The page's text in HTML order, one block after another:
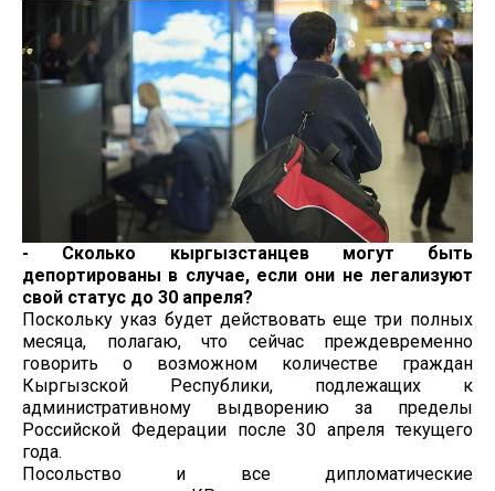
- Сколько кыргызстанцев могут быть
депортированы в случае, если они не легализуют
свой статус до 30 апреля?
Поскольку указ будет действовать еще три полных
месяца, полагаю, что сейчас преждевременно
говорить о возможном количестве граждан
Кыргызской Республики, подлежащих к
административному выдворению за пределы
Российской Федерации после 30 апреля текущего
года.
Посольство и все дипломатические